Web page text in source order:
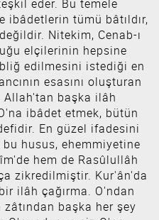
eder. Bu temele
ibâdetlerin tümü bâtıldır,
Nitekim, Cenab-ı
elçilerinin hepsine
edilmesini istediği en
esasını oluşturan
başka ilâh
ibâdet etmek, bütün
En güzel ifadesini
husus, ehemmiyetine
hem de Rasûlullâh
zikredilmiştir. Kur'ân'da
ilâh çağırma. O'ndan
başka her şey